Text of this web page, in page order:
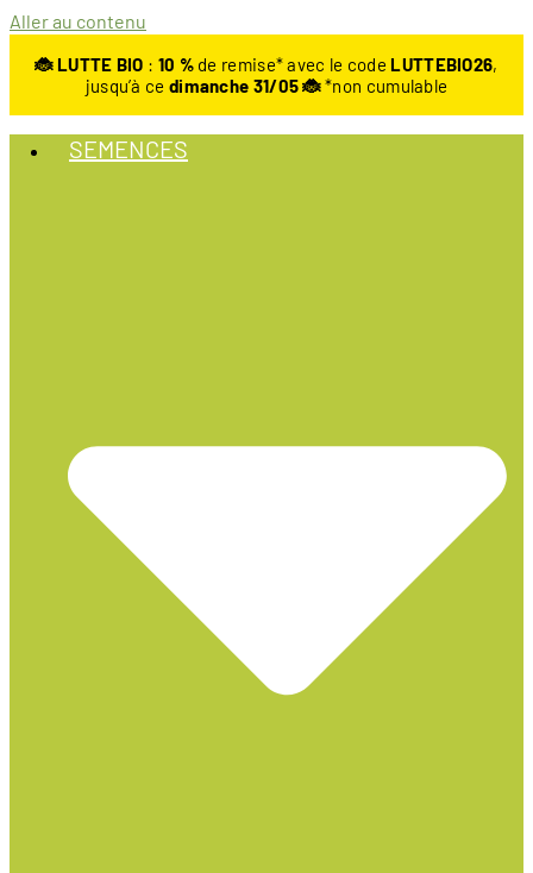
Aller au contenu
🐞 LUTTE BIO : 10 %de remise* avec le code LUTTEBIO26,
jusqu’à ce dimanche 31/05 🐞*non cumulable
SEMENCES